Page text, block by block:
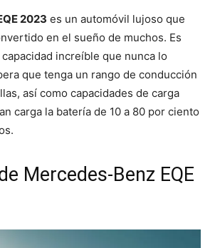
2023 es un automóvil lujoso que
en el sueño de muchos. Es
increíble que nunca lo
que tenga un rango de conducción
así como capacidades de carga
carga la batería de 10 a 80 por ciento
Mercedes-Benz EQE